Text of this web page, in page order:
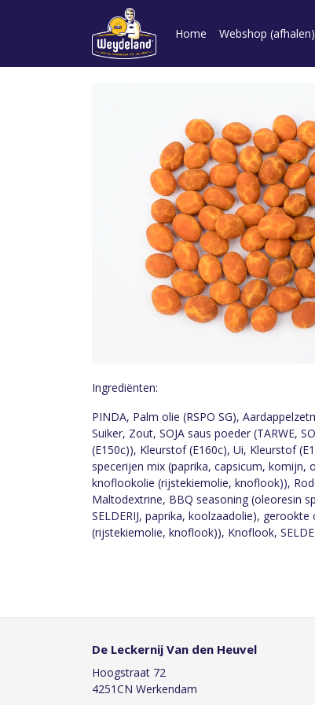
Home Webshop (afhalen)
Ingrediënten:
PINDA, Palm olie (RSPO SG),
Suiker, Zout, SOJA saus poeder (TARWE,
(E150c)), Kleurstof (E160c), Ui, Kleurstof
specerijen mix (paprika, capsicum,
knoflookolie (rijstekiemolie, knoflook)),
Maltodextrine, BBQ seasoning (oleoresin
SELDERIJ, paprika, koolzaadolie),
(rijstekiemolie, knoflook)), Knoflook,
De Leckernij Van den Heuvel
Hoogstraat 72
4251CN Werkendam